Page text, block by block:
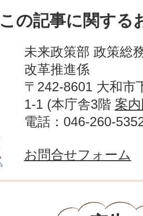
この記事に関する
未来政策部 政策総
改革推進係
〒242-8601 大和市
1-1 (本庁舎3階 案
電話：046-260-
お問合せフォーム